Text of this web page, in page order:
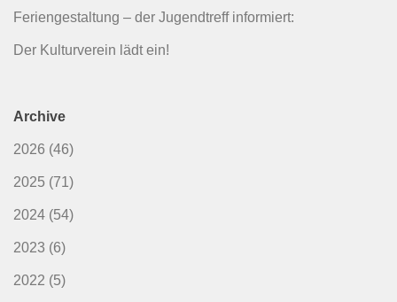
Feriengestaltung – der Jugendtreff informiert:
Der Kulturverein lädt ein!
Archive
2026 (46)
2025 (71)
2024 (54)
2023 (6)
2022 (5)